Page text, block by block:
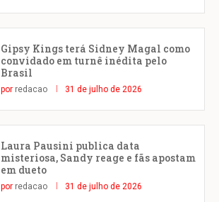
Gipsy Kings terá Sidney Magal como
convidado em turnê inédita pelo
Brasil
por redacao 31 de julho de 2026
Laura Pausini publica data
misteriosa, Sandy reage e fãs apostam
em dueto
por redacao 31 de julho de 2026